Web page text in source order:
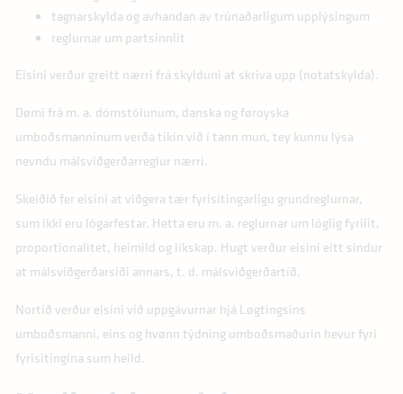
tagnarskylda og avhandan av trúnaðarligum upplýsingum
reglurnar um partsinnlit
Eisini verður greitt nærri frá skylduni at skriva upp (notatskylda).
Dømi frá m. a. dómstólunum, danska og føroyska
umboðsmanninum verða tikin við í tann mun, tey kunnu lýsa
nevndu málsviðgerðarreglur nærri.
Skeiðið fer eisini at viðgera tær fyrisitingarligu grundreglurnar,
sum ikki eru lógarfestar. Hetta eru m. a. reglurnar um lóglig fyrilit,
proportionalitet, heimild og líkskap. Hugt verður eisini eitt sindur
at málsviðgerðarsiði annars, t. d. málsviðgerðartíð.
Nortið verður eisini við uppgávurnar hjá Løgtingsins
umboðsmanni, eins og hvønn týdning umboðsmaðurin hevur fyri
fyrisitingina sum heild.